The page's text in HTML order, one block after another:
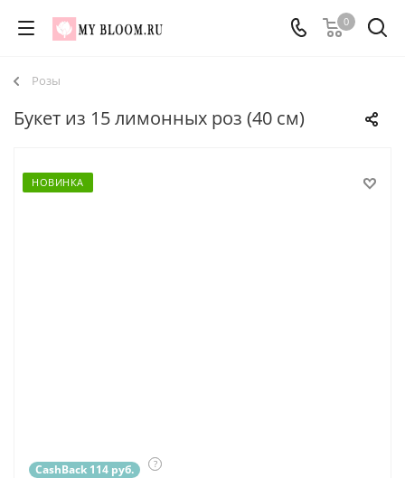
0
Розы
Букет из 15 лимонных роз (40 см)
НОВИНКА
CashBack 114 руб. ?